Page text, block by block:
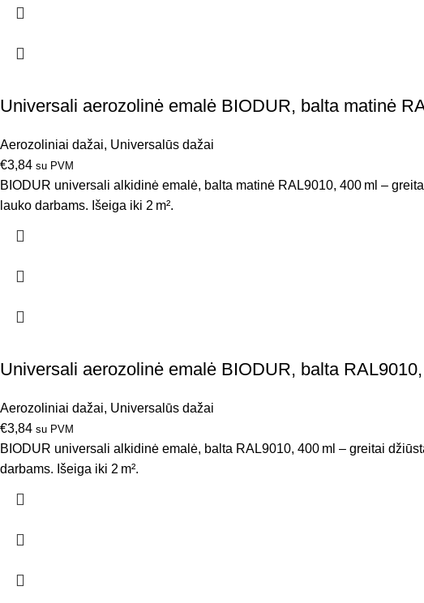
Universali aerozolinė emalė BIODUR, balta matinė
Aerozoliniai dažai, Universalūs dažai
€3,84 su PVM
BIODUR universali alkidinė emalė, balta matinė RAL9010, 400 ml –
lauko darbams. Išeiga iki 2 m².
Universali aerozolinė emalė BIODUR, balta RAL9010,
Aerozoliniai dažai, Universalūs dažai
€3,84 su PVM
BIODUR universali alkidinė emalė, balta RAL9010, 400 ml – greitai
darbams. Išeiga iki 2 m².